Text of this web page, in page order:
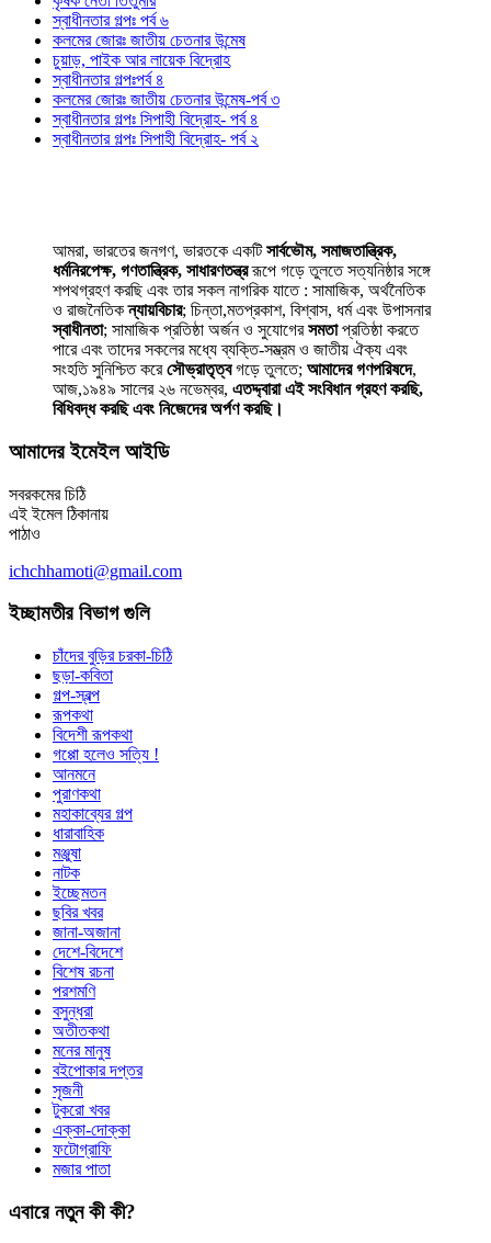
স্বাধীনতার গল্পঃ পর্ব ৬
কলমের জোরঃ জাতীয় চেতনার উন্মেষ
চুয়াড়, পাইক আর লায়েক বিদ্রোহ
স্বাধীনতার গল্পঃপর্ব ৪
কলমের জোরঃ জাতীয় চেতনার উন্মেষ-পর্ব ৩
স্বাধীনতার গল্পঃ সিপাহী বিদ্রোহ- পর্ব ৪
স্বাধীনতার গল্পঃ সিপাহী বিদ্রোহ- পর্ব ২
আমরা, ভারতের জনগণ, ভারতকে একটিসার্বভৌম, সমাজতান্ত্রিক,
ধর্মনিরপেক্ষ, গণতান্ত্রিক, সাধারণতন্ত্ররূপে গড়ে তুলতে সত্যনিষ্ঠার সঙ্গে
শপথগ্রহণ করছি এবং তার সকল নাগরিক যাতে : সামাজিক, অর্থনৈতিক
ও রাজনৈতিকন্যায়বিচার; চিন্তা,মতপ্রকাশ, বিশ্বাস, ধর্ম এবং উপাসনার
স্বাধীনতা; সামাজিক প্রতিষ্ঠা অর্জন ও সুযোগেরসমতাপ্রতিষ্ঠা করতে
পারে এবং তাদের সকলের মধ্যে ব্যক্তি-সম্ভ্রম ও জাতীয় ঐক্য এবং
সংহতি সুনিশ্চিত করেসৌভ্রাতৃত্বগড়ে তুলতে; আমাদের গণপরিষদে,
আজ,১৯৪৯ সালের ২৬ নভেম্বর, এতদ্দ্বারা এই সংবিধান গ্রহণ করছি,
বিধিবদ্ধ করছি এবং নিজেদের অর্পণ করছি।
আমাদের ইমেইল আইডি
সবরকমের চিঠি
এই ইমেল ঠিকানায়
পাঠাও
ichchhamoti@gmail.com
ইচ্ছামতীর বিভাগ গুলি
চাঁদের বুড়ির চরকা-চিঠি
ছড়া-কবিতা
গল্প-স্বল্প
রূপকথা
বিদেশী রূপকথা
গপ্পো হলেও সত্যি !
আনমনে
পুরাণকথা
মহাকাব্যের গল্প
ধারাবাহিক
মঞ্জুষা
নাটক
ইচ্ছেমতন
ছবির খবর
জানা-অজানা
দেশে-বিদেশে
বিশেষ রচনা
পরশমণি
বসুন্ধরা
অতীতকথা
মনের মানুষ
বইপোকার দপ্তর
সৃজনী
টুকরো খবর
এক্কা-দোক্কা
ফটোগ্রাফি
মজার পাতা
এবারে নতুন কী কী?